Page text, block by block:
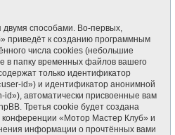
способами. Во-первых,
приведёт к созданию программным
числа cookies (небольшие
в папку временных файлов вашего
только идентификатор
id») и идентификатор анонимной
автоматически присвоенные вам
Третья cookie будет создана
«Мотор Мастер Клуб» и
информации о прочтённых вами